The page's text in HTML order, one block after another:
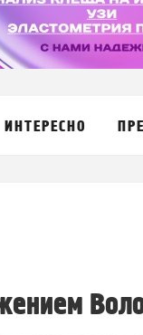
ИНТЕРЕСНО